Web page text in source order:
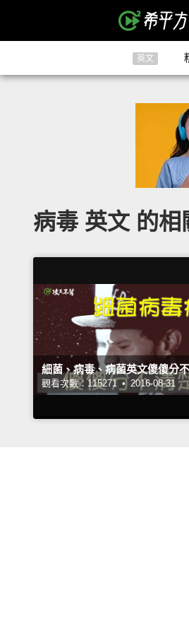
英文
病毒 英文 的相
細菌、病毒、病菌英文傻傻分
觀看次數：115271 • 2016-08-31